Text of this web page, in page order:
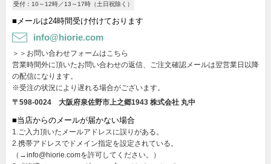
受付：10～12時／13～17時（土日祝除く）
■メールは24時間受け付けております
info@hiorie.com
＞＞お問い合わせフォームはこちら
営業時間外に頂いたお問い合わせの返信、ご注文確認メールは翌営業日以降
の配信になります。
※受注の状況により遅れる場合がございます。
〒598-0024 大阪府泉佐野市上之郷1943 株式会社 丸中
■当店からのメールが届かない場合
1.ご入力頂いたメールアドレスに誤りがある。
2.携帯アドレスでドメイン指定を設定されている。
（→info@hiorie.comを許可してください。）